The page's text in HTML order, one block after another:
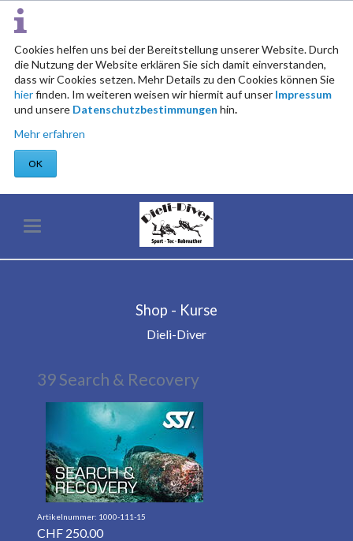
Cookies helfen uns bei der Bereitstellung unserer Website. Durch
die Nutzung der Website erklären Sie sich damit einverstanden,
dass wir Cookies setzen. Mehr Details zu den Cookies können Sie
hierfinden. Im weiteren weisen wir hiermit auf unser Impressum
und unsere Datenschutzbestimmungen hin.
Mehr erfahren
OK
Shop - Kurse
Dieli-Diver
39 Search & Recovery
1000-111-15
CHF 250.00